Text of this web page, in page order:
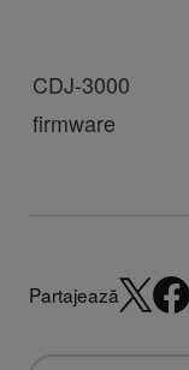
CDJ-3000
firmware
Partajează